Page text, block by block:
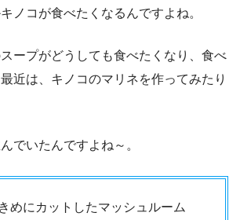
ノコが食べたくなるんですよね。
ープがどうしても食べたくなり、食べ
近は、キノコのマリネを作ってみたり
でいたんですよね～。
めにカットしたマッシュルーム